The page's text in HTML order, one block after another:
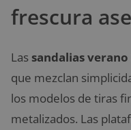
frescura
Las sandalias verano
que mezclan
los modelos de tiras
metalizados. Las